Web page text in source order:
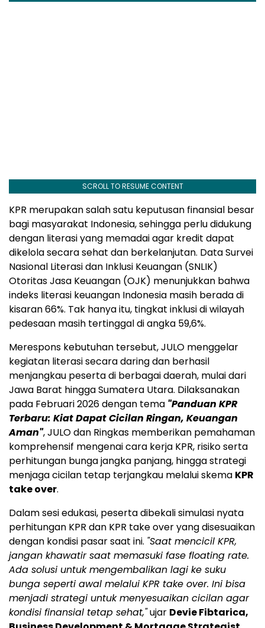
SCROLL TO RESUME CONTENT
KPR merupakan salah satu keputusan finansial besar
bagi masyarakat Indonesia, sehingga perlu didukung
dengan literasi yang memadai agar kredit dapat
dikelola secara sehat dan berkelanjutan. Data Survei
Nasional Literasi dan Inklusi Keuangan (SNLIK)
Otoritas Jasa Keuangan (OJK) menunjukkan bahwa
indeks literasi keuangan Indonesia masih berada di
kisaran 66%. Tak hanya itu, tingkat inklusi di wilayah
pedesaan masih tertinggal di angka 59,6%.
Merespons kebutuhan tersebut, JULO menggelar
kegiatan literasi secara daring dan berhasil
menjangkau peserta di berbagai daerah, mulai dari
Jawa Barat hingga Sumatera Utara. Dilaksanakan
pada Februari 2026 dengan tema "Panduan KPR
Terbaru: Kiat Dapat Cicilan Ringan, Keuangan
Aman", JULO dan Ringkas memberikan pemahaman
komprehensif mengenai cara kerja KPR, risiko serta
perhitungan bunga jangka panjang, hingga strategi
menjaga cicilan tetap terjangkau melalui skema KPR
take over.
Dalam sesi edukasi, peserta dibekali simulasi nyata
perhitungan KPR dan KPR take over yang disesuaikan
dengan kondisi pasar saat ini. "Saat mencicil KPR,
jangan khawatir saat memasuki fase floating rate.
Ada solusi untuk mengembalikan lagi ke suku
bunga seperti awal melalui KPR take over. Ini bisa
menjadi strategi untuk menyesuaikan cicilan agar
kondisi finansial tetap sehat,"ujar Devie Fibtarica,